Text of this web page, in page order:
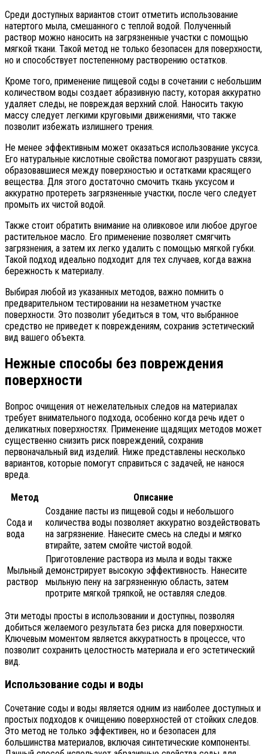
Среди доступных вариантов стоит отметить использование
натертого мыла, смешанного с теплой водой. Полученный
раствор можно наносить на загрязненные участки с помощью
мягкой ткани. Такой метод не только безопасен для поверхности,
но и способствует постепенному растворению остатков.
Кроме того, применение пищевой соды в сочетании с небольшим
количеством воды создает абразивную пасту, которая аккуратно
удаляет следы, не повреждая верхний слой. Наносить такую
массу следует легкими круговыми движениями, что также
позволит избежать излишнего трения.
Не менее эффективным может оказаться использование уксуса.
Его натуральные кислотные свойства помогают разрушать связи,
образовавшиеся между поверхностью и остатками красящего
вещества. Для этого достаточно смочить ткань уксусом и
аккуратно протереть загрязненные участки, после чего следует
промыть их чистой водой.
Также стоит обратить внимание на оливковое или любое другое
растительное масло. Его применение позволяет смягчить
загрязнения, а затем их легко удалить с помощью мягкой губки.
Такой подход идеально подходит для тех случаев, когда важна
бережность к материалу.
Выбирая любой из указанных методов, важно помнить о
предварительном тестировании на незаметном участке
поверхности. Это позволит убедиться в том, что выбранное
средство не приведет к повреждениям, сохранив эстетический
вид вашего объекта.
Нежные способы без повреждения
поверхности
Вопрос очищения от нежелательных следов на материалах
требует внимательного подхода, особенно когда речь идет о
деликатных поверхностях. Применение щадящих методов может
существенно снизить риск повреждений, сохранив
первоначальный вид изделий. Ниже представлены несколько
вариантов, которые помогут справиться с задачей, не нанося
вреда.
Метод
Описание
Сода и
вода
Создание пасты из пищевой соды и небольшого
количества воды позволяет аккуратно воздействовать
на загрязнение. Нанесите смесь на следы и мягко
втирайте, затем смойте чистой водой.
Мыльный
раствор
Приготовление раствора из мыла и воды также
демонстрирует высокую эффективность. Нанесите
мыльную пену на загрязненную область, затем
протрите мягкой тряпкой, не оставляя следов.
Эти методы просты в использовании и доступны, позволяя
добиться желаемого результата без риска для поверхности.
Ключевым моментом является аккуратность в процессе, что
позволит сохранить целостность материала и его эстетический
вид.
Использование соды и воды
Сочетание соды и воды является одним из наиболее доступных и
простых подходов к очищению поверхностей от стойких следов.
Это метод не только эффективен, но и безопасен для
большинства материалов, включая синтетические компоненты.